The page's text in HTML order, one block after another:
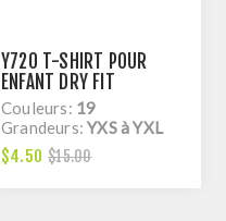
Y720 T-SHIRT POUR
ENFANT DRY FIT
Couleurs: 19
Grandeurs:YXS à YXL
$4.50 $15.00